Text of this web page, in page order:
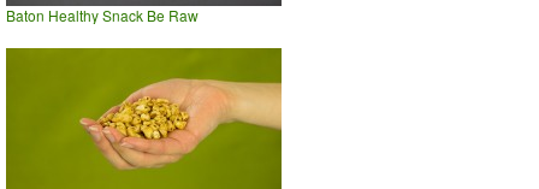
Baton Healthy Snack Be Raw